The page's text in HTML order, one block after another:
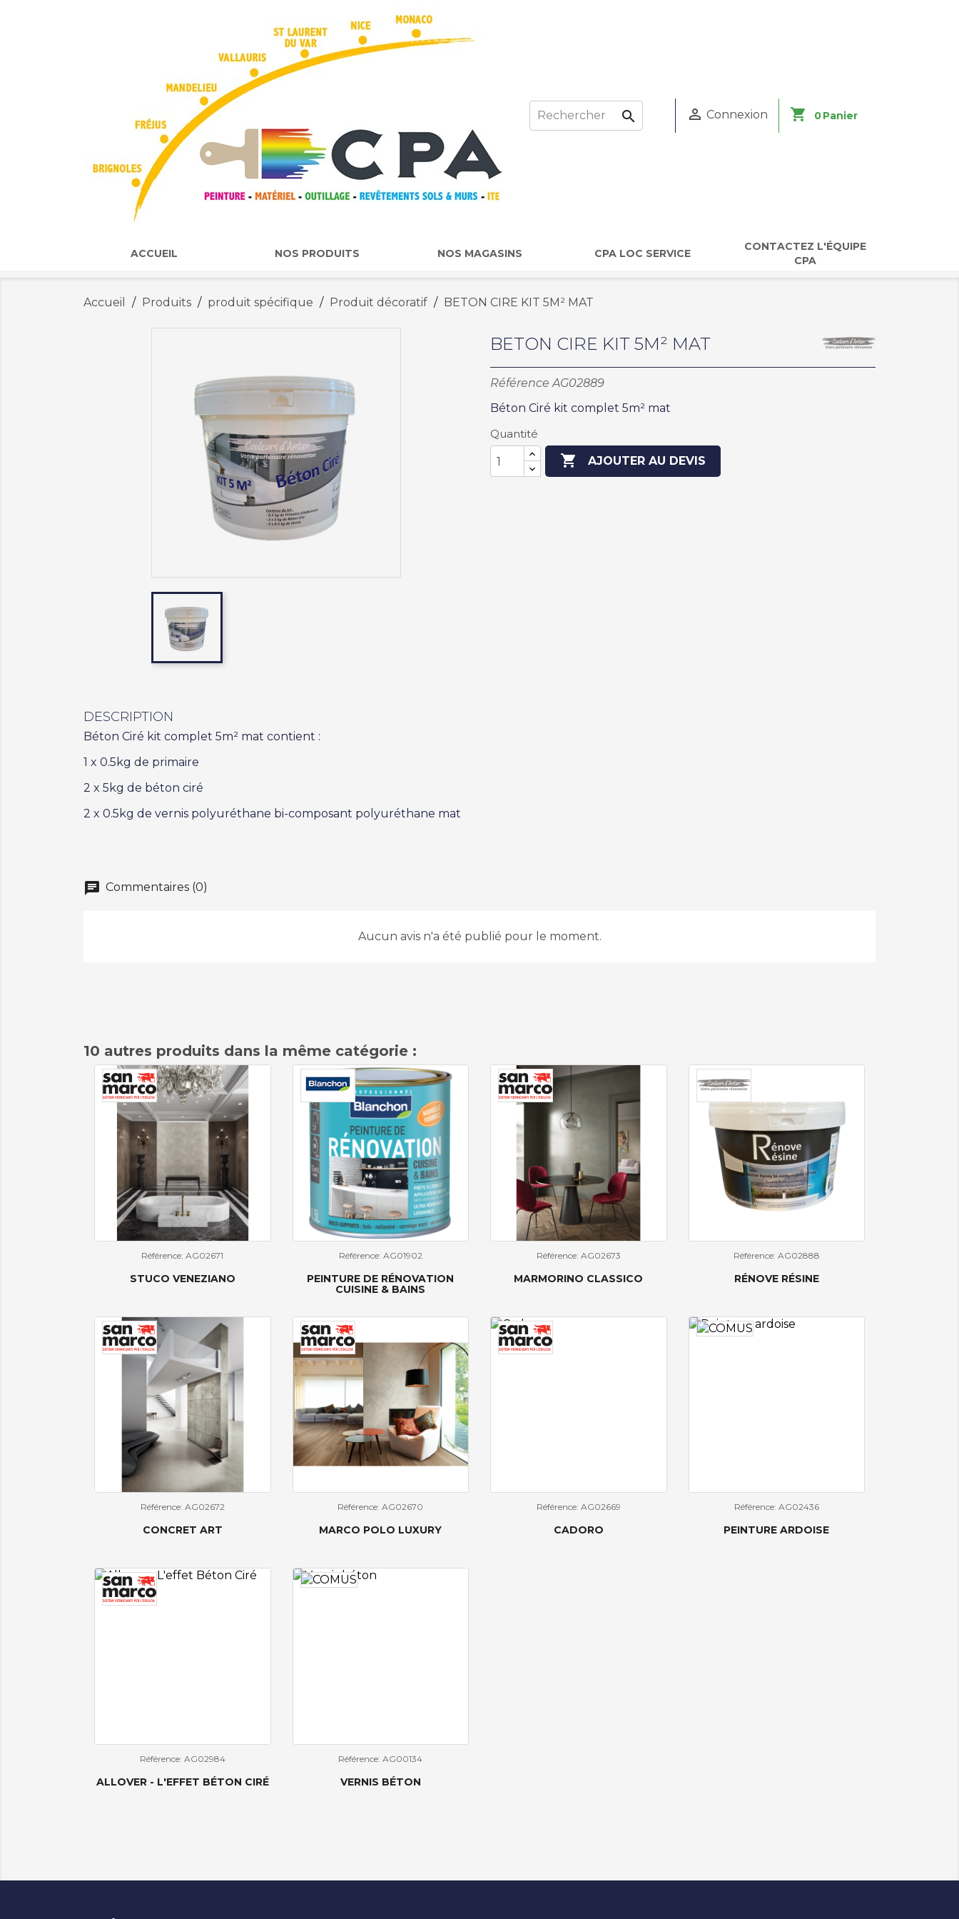
  Connexion shopping_cart 0Panier
ACCUEIL NOS PRODUITS NOS MAGASINS CPA LOC SERVICE
CONTACTEZ L'ÉQUIPE
CPA
Accueil Produits produit spécifique Produit décoratif BETON CIRE KIT 5M² MAT
BETON CIRE KIT 5M² MAT
Référence AG02889
Béton Ciré kit complet 5m² mat
Quantité
 AJOUTER AU DEVIS
DESCRIPTION
Béton Ciré kit complet 5m² mat contient :
1 x 0.5kg de primaire
2 x 5kg de béton ciré
2 x 0.5kg de vernis polyuréthane bi-composant polyuréthane mat
chat Commentaires (0)
Aucun avis n'a été publié pour le moment.
10 autres produits dans la même catégorie :
Référence: AG02671
STUCO VENEZIANO
Référence: AG01902
PEINTURE DE RÉNOVATION
CUISINE & BAINS
Référence: AG02673
MARMORINO CLASSICO
Référence: AG02888
RÉNOVE RÉSINE
Référence: AG02672
CONCRET ART
Référence: AG02670
MARCO POLO LUXURY
Référence: AG02669
CADORO
Référence: AG02436
PEINTURE ARDOISE
Référence: AG02984
ALLOVER - L'EFFET BÉTON CIRÉ
Référence: AG00134
VERNIS BÉTON